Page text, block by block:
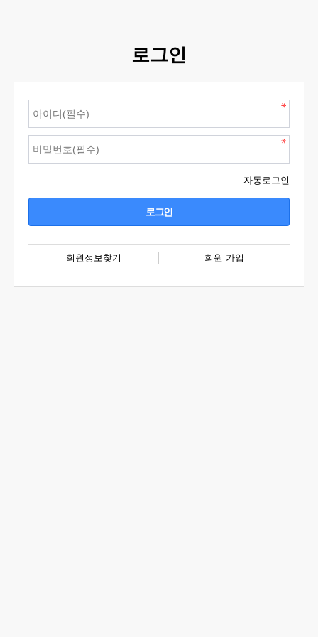
로그인
자동로그인
회원정보찾기 회원 가입